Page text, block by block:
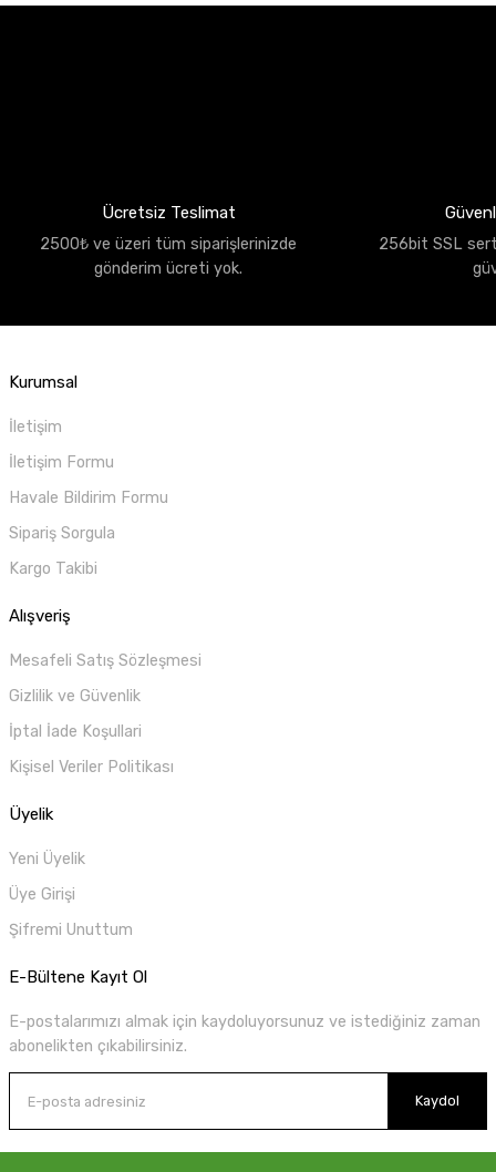
Ücretsiz Teslimat
2500₺ ve üzeri tüm siparişlerinizde
gönderim ücreti yok.
256bit SSL
Kurumsal
İletişim
İletişim Formu
Havale Bildirim Formu
Sipariş Sorgula
Kargo Takibi
Alışveriş
Mesafeli Satış Sözleşmesi
Gizlilik ve Güvenlik
İptal İade Koşullari
Kişisel Veriler Politikası
Üyelik
Yeni Üyelik
Üye Girişi
Şifremi Unuttum
E-Bültene Kayıt Ol
E-postalarımızı almak için kaydoluyorsunuz ve istediğiniz zaman
abonelikten çıkabilirsiniz.
Kaydol